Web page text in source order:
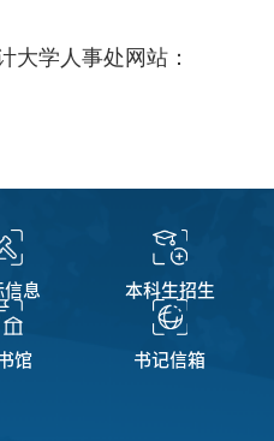
大学人事处网站：
信息 本科生招生
馆 书记信箱